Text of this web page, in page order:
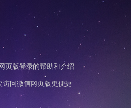
页版登录的帮助和介绍
问微信网页版更便捷